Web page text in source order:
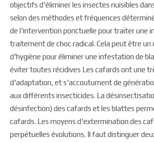
objectifs d'éliminer les insectes nuisibles
selon des méthodes et fréquences
de l'intervention ponctuelle pour traiter une
traitement de choc radical. Cela peut être un
d'hygiène pour éliminer une infestation de
éviter toutes récidives Les cafards ont une
d'adaptation, et s'accoutument de
aux différents insecticides. La
désinfection) des cafards et les blattes
cafards. Les moyens d'extermination des
perpétuelles évolutions. Il faut distinguer